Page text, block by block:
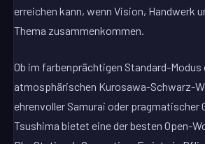
erreichen kann, wenn Vision, Handwerk
Thema zusammenkommen.
Ob im farbenprächtigen Standard-Modus
atmosphärischen Kurosawa-Schwarz-
ehrenvoller Samurai oder pragmatischer
Tsushima bietet eine der besten Open-